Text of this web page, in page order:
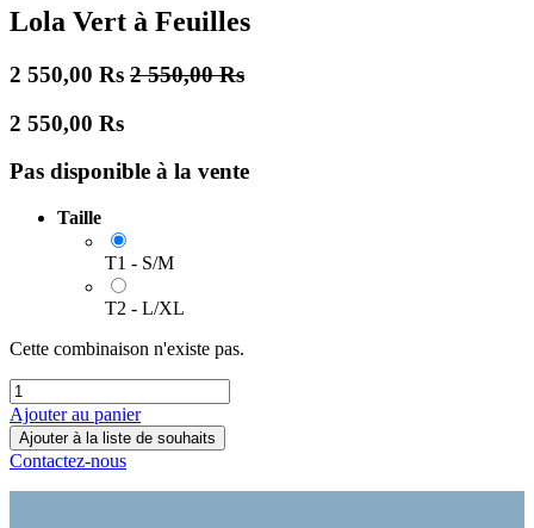
Lola Vert à Feuilles
2 550,00 Rs 2 550,00Rs
2 550,00 Rs
Pas disponible à la vente
Taille
T1 - S/M
T2 - L/XL
Cette combinaison n'existe pas.
Ajouter au panier
Ajouter à la liste de souhaits
Contactez-nous